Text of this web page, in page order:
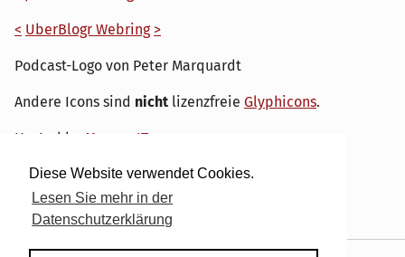
Diese Website verwendet Cookies.
Lesen Sie mehr in der
Datenschutzerklärung
< UberBlogr Webring >
Podcast-Logo von Peter Marquardt
Andere Icons sind nicht lizenzfreie Glyphicons.
Hosted by My own IT.